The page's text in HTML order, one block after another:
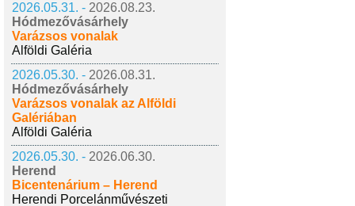
2026.05.31. - 2026.08.23.
Hódmezővásárhely
Varázsos vonalak
Alföldi Galéria
2026.05.30. - 2026.08.31.
Hódmezővásárhely
Varázsos vonalak az Alföldi
Galériában
Alföldi Galéria
2026.05.30. - 2026.06.30.
Herend
Bicentenárium – Herend
Herendi Porcelánművészeti